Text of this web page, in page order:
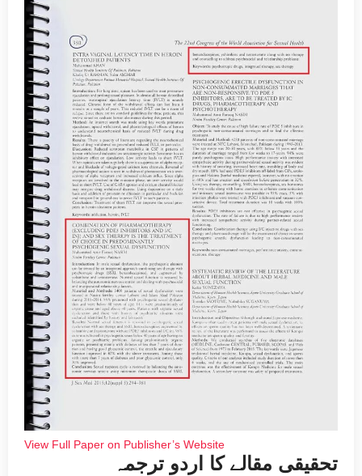
View Full Paper on Publisher’s Website
تحقیقی مقالے کا اردو ترجمہ